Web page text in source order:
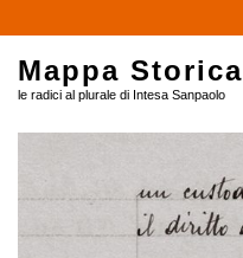
Mappa Storica
le radici al plurale di Intesa Sanpaolo